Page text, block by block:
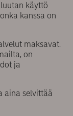
käyttö
kanssa on
maksavat.
on
ja
aina selvittää